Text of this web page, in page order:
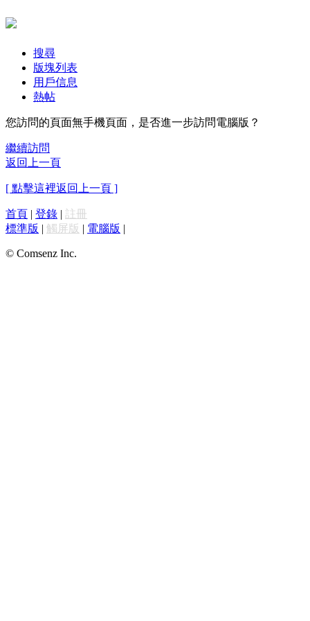
搜尋
版塊列表
用戶信息
熱帖
您訪問的頁面無手機頁面，是否進一步訪問電腦版？
繼續訪問
返回上一頁
[ 點擊這裡返回上一頁 ]
首頁 | 登錄 | 註冊
標準版 | 觸屏版 | 電腦版 |
© Comsenz Inc.